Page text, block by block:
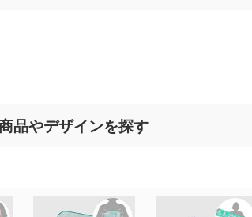
品やデザインを探す